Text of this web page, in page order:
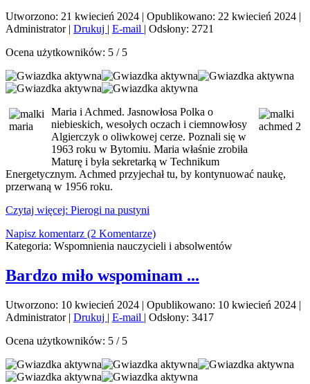
Utworzono: 21 kwiecień 2024 | Opublikowano: 22 kwiecień 2024 |
Administrator| Drukuj | E-mail | Odsłony: 2721
Ocena użytkowników: 5 / 5
Maria i Achmed. Jasnowłosa Polka o
niebieskich, wesołych oczach i ciemnowłosy
Algierczyk o oliwkowej cerze. Poznali się w
1963 roku w Bytomiu. Maria właśnie zrobiła
Maturę i była sekretarką w Technikum
Energetycznym. Achmed przyjechał tu, by kontynuować naukę,
przerwaną w 1956 roku.
Czytaj więcej: Pierogi na pustyni
Napisz komentarz (2 Komentarze)
Kategoria: Wspomnienia nauczycieli i absolwentów
Bardzo miło wspominam ...
Utworzono: 10 kwiecień 2024 | Opublikowano: 10 kwiecień 2024 |
Administrator| Drukuj | E-mail | Odsłony: 3417
Ocena użytkowników: 5 / 5